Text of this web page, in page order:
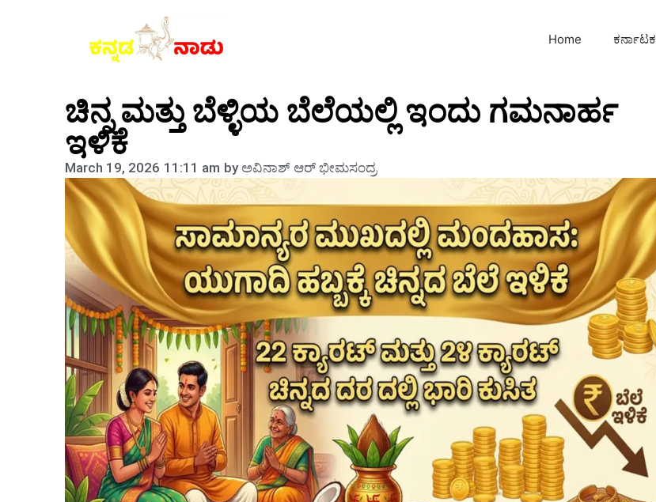
Home ಕರ್ನಾಟಕ
ಚಿನ್ನ ಮತ್ತು ಬೆಳ್ಳಿಯ ಬೆಲೆಯಲ್ಲಿ ಇಂದು ಗಮನಾರ್ಹ
ಇಳಿಕೆ
March 19, 2026 11:11 am byಅವಿನಾಶ್‌ ಆರ್‌ ಭೀಮಸಂದ್ರ